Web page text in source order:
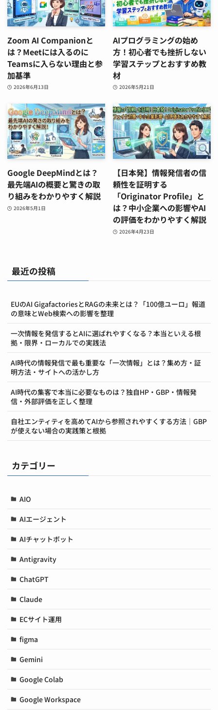
Zoom AI Companionと
は？Meetには入るのに
Teamsに入らない理由と参
加基準
2026年6月13日
AIプログラミングの始め
方！初心者でも挫折しない
学習ステップとおすすめ教
材
2026年5月21日
Google DeepMindとは？
最先端AIの概要と驚きの取
り組みをわかりやすく解説
2026年5月1日
【日本発】情報発信者の信
頼性を証明する
「Originator Profile」と
は？中小企業への影響やAI
の評価をわかりやすく解説
2026年4月23日
最近の投稿
EUのAI GigafactoriesとRAGの未来とは？「100億ユーロ」報道
の意味とWeb検索への影響を整理
一次情報を発信するとAIに選ばれやすくなる？本当といえる根
拠・限界・ローカルでの実践法
AI時代の情報発信で最も重要な「一次情報」とは？集め方・証
明方法・サイトへの活かし方
AI時代の集客で本当に必要なものは？独自HP・GBP・情報発
信・外部評価を正しく整理
自社エンティティを高めてAIから参照されやすくする方法｜GBP
が使えない場合の実践策と根拠
カテゴリー
AIO
AIエージェント
AIチャットボット
Antigravity
ChatGPT
Claude
ECサイト運用
figma
Gemini
Google Colab
Google Workspace